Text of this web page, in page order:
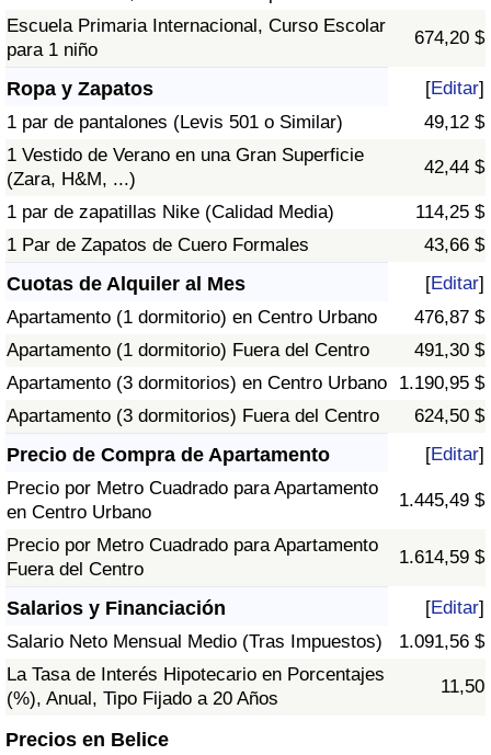
Escuela Primaria Internacional, Curso Escolar
para 1 niño
674,20 $
Ropa y Zapatos [Editar]
1 par de pantalones (Levis 501 o Similar)
49,12 $
1 Vestido de Verano en una Gran Superficie
(Zara, H&M, ...)
42,44 $
1 par de zapatillas Nike (Calidad Media)
114,25 $
1 Par de Zapatos de Cuero Formales
43,66 $
Cuotas de Alquiler al Mes [Editar]
Apartamento (1 dormitorio) en Centro Urbano
476,87 $
Apartamento (1 dormitorio) Fuera del Centro
491,30 $
Apartamento (3 dormitorios) en Centro Urbano
1.190,95 $
Apartamento (3 dormitorios) Fuera del Centro
624,50 $
Precio de Compra de Apartamento [Editar]
Precio por Metro Cuadrado para Apartamento
en Centro Urbano
1.445,49 $
Precio por Metro Cuadrado para Apartamento
Fuera del Centro
1.614,59 $
Salarios y Financiación [Editar]
Salario Neto Mensual Medio (Tras Impuestos)
1.091,56 $
La Tasa de Interés Hipotecario en Porcentajes
(%), Anual, Tipo Fijado a 20 Años
11,50
Precios en Belice